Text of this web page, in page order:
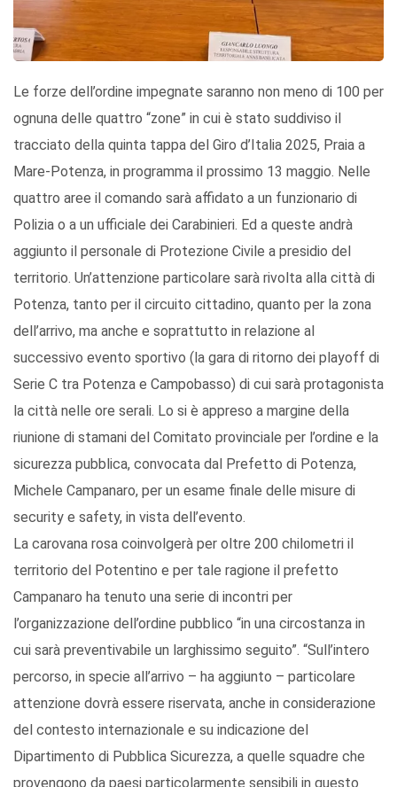
Le forze dell’ordine impegnate saranno non meno di 100 per
ognuna delle quattro “zone” in cui è stato suddiviso il
tracciato della quinta tappa del Giro d’Italia 2025, Praia a
Mare-Potenza, in programma il prossimo 13 maggio. Nelle
quattro aree il comando sarà affidato a un funzionario di
Polizia o a un ufficiale dei Carabinieri. Ed a queste andrà
aggiunto il personale di Protezione Civile a presidio del
territorio. Un’attenzione particolare sarà rivolta alla città di
Potenza, tanto per il circuito cittadino, quanto per la zona
dell’arrivo, ma anche e soprattutto in relazione al
successivo evento sportivo (la gara di ritorno dei playoff di
Serie C tra Potenza e Campobasso) di cui sarà protagonista
la città nelle ore serali. Lo si è appreso a margine della
riunione di stamani del Comitato provinciale per l’ordine e la
sicurezza pubblica, convocata dal Prefetto di Potenza,
Michele Campanaro, per un esame finale delle misure di
security e safety, in vista dell’evento.
La carovana rosa coinvolgerà per oltre 200 chilometri il
territorio del Potentino e per tale ragione il prefetto
Campanaro ha tenuto una serie di incontri per
l’organizzazione dell’ordine pubblico “in una circostanza in
cui sarà preventivabile un larghissimo seguito”. “Sull’intero
percorso, in specie all’arrivo – ha aggiunto – particolare
attenzione dovrà essere riservata, anche in considerazione
del contesto internazionale e su indicazione del
Dipartimento di Pubblica Sicurezza, a quelle squadre che
provengono da paesi particolarmente sensibili in questo